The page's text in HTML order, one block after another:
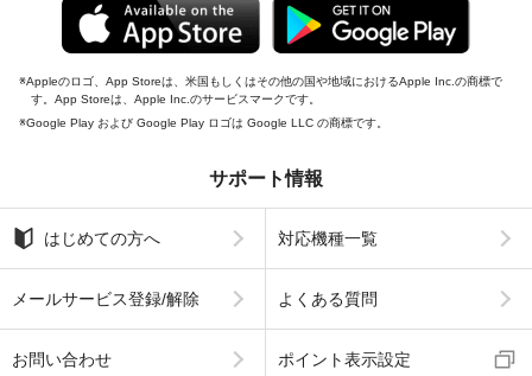
Appleのロゴ、App Storeは、米国もしくはその他の国や地域におけるApple Inc.の商標で
す。App Storeは、Apple Inc.のサービスマークです。
Google Play および Google Play ロゴは Google LLC の商標です。
サポート情報
はじめての方へ 対応機種一覧
メールサービス登録/解除 よくある質問
お問い合わせ ポイント表示設定